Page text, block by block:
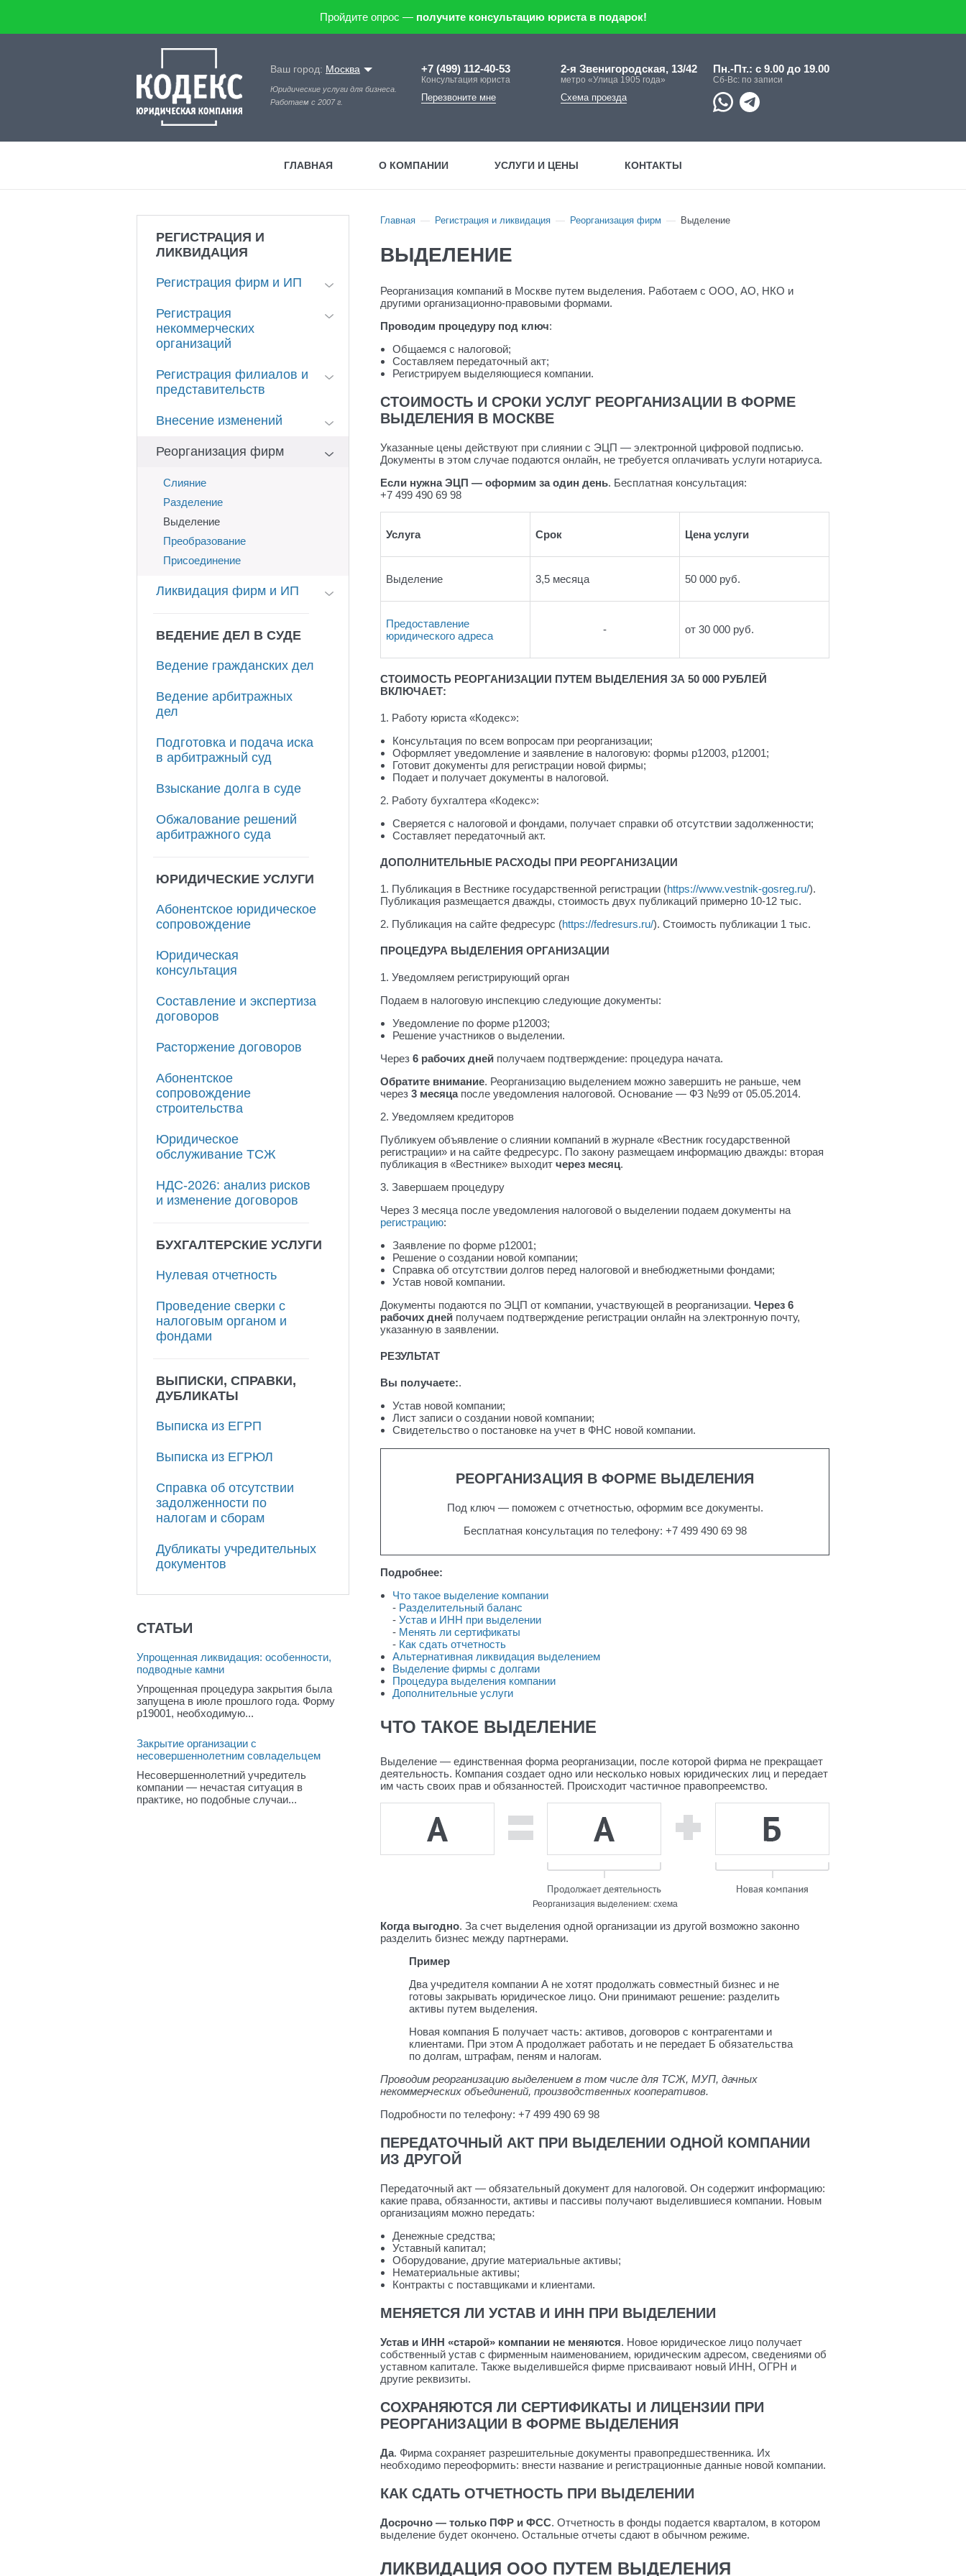
Пройдите опрос — получите консультацию юриста в подарок!
Ваш город: Москва
Юридические услуги для бизнеса.
Работаем с 2007 г.
+7 (499) 112-40-53
Консультация юриста
Перезвоните мне
Пн.-Пт.: с 9.00 до 19.00
Сб-Вс: по записи
2-я Звенигородская, 13/42
метро «Улица 1905 года»
Схема проезда
ГЛАВНАЯ О КОМПАНИИ УСЛУГИ И ЦЕНЫ КОНТАКТЫ
Главная Регистрация и ликвидация Реорганизация фирм Выделение
ВЫДЕЛЕНИЕ
Реорганизация компаний в Москве путем выделения. Работаем с ООО, АО, НКО и
другими организационно-правовыми формами.
Проводим процедуру под ключ:
Общаемся с налоговой;
Составляем передаточный акт;
Регистрируем выделяющиеся компании.
СТОИМОСТЬ И СРОКИ УСЛУГ РЕОРГАНИЗАЦИИ В ФОРМЕ
ВЫДЕЛЕНИЯ В МОСКВЕ
Указанные цены действуют при слиянии с ЭЦП — электронной цифровой подписью.
Документы в этом случае подаются онлайн, не требуется оплачивать услуги нотариуса.
Если нужна ЭЦП — оформим за один день. Бесплатная консультация:
+7 499 490 69 98
Услуга Срок Цена услуги
Выделение 3,5 месяца 50 000 руб.
Предоставление
юридического адреса
- от 30 000 руб.
СТОИМОСТЬ РЕОРГАНИЗАЦИИ ПУТЕМ ВЫДЕЛЕНИЯ ЗА 50 000 РУБЛЕЙ
ВКЛЮЧАЕТ:
1. Работу юриста «Кодекс»:
Консультация по всем вопросам при реорганизации;
Оформляет уведомление и заявление в налоговую: формы р12003, р12001;
Готовит документы для регистрации новой фирмы;
Подает и получает документы в налоговой.
2. Работу бухгалтера «Кодекс»:
Сверяется с налоговой и фондами, получает справки об отсутствии задолженности;
Составляет передаточный акт.
ДОПОЛНИТЕЛЬНЫЕ РАСХОДЫ ПРИ РЕОРГАНИЗАЦИИ
1. Публикация в Вестнике государственной регистрации (https://www.vestnik-gosreg.ru/).
Публикация размещается дважды, стоимость двух публикаций примерно 10-12 тыс.
2. Публикация на сайте федресурс (https://fedresurs.ru/). Стоимость публикации 1 тыс.
ПРОЦЕДУРА ВЫДЕЛЕНИЯ ОРГАНИЗАЦИИ
1. Уведомляем регистрирующий орган
Подаем в налоговую инспекцию следующие документы:
Уведомление по форме р12003;
Решение участников о выделении.
Через 6 рабочих дней получаем подтверждение: процедура начата.
Обратите внимание. Реорганизацию выделением можно завершить не раньше, чем
через 3 месяцапосле уведомления налоговой. Основание — ФЗ №99 от 05.05.2014.
2. Уведомляем кредиторов
Публикуем объявление о слиянии компаний в журнале «Вестник государственной
регистрации» и на сайте федресурс. По закону размещаем информацию дважды: вторая
публикация в «Вестнике» выходит через месяц.
3. Завершаем процедуру
Через 3 месяца после уведомления налоговой о выделении подаем документы на
регистрацию:
Заявление по форме р12001;
Решение о создании новой компании;
Справка об отсутствии долгов перед налоговой и внебюджетными фондами;
Устав новой компании.
Документы подаются по ЭЦП от компании, участвующей в реорганизации. Через 6
рабочих дней получаем подтверждение регистрации онлайн на электронную почту,
указанную в заявлении.
РЕЗУЛЬТАТ
Вы получаете:.
Устав новой компании;
Лист записи о создании новой компании;
Свидетельство о постановке на учет в ФНС новой компании.
РЕОРГАНИЗАЦИЯ В ФОРМЕ ВЫДЕЛЕНИЯ
Под ключ — поможем с отчетностью, оформим все документы.
Бесплатная консультация по телефону: +7 499 490 69 98
Подробнее:
Что такое выделение компании
- Разделительный баланс
- Устав и ИНН при выделении
- Менять ли сертификаты
- Как сдать отчетность
Альтернативная ликвидация выделением
Выделение фирмы с долгами
Процедура выделения компании
Дополнительные услуги
ЧТО ТАКОЕ ВЫДЕЛЕНИЕ
Выделение — единственная форма реорганизации, после которой фирма не прекращает
деятельность. Компания создает одно или несколько новых юридических лиц и передает
им часть своих прав и обязанностей. Происходит частичное правопреемство.
Реорганизация выделением: схема
Когда выгодно. За счет выделения одной организации из другой возможно законно
разделить бизнес между партнерами.
Пример
Два учредителя компании А не хотят продолжать совместный бизнес и не
готовы закрывать юридическое лицо. Они принимают решение: разделить
активы путем выделения.
Новая компания Б получает часть: активов, договоров с контрагентами и
клиентами. При этом А продолжает работать и не передает Б обязательства
по долгам, штрафам, пеням и налогам.
Проводим реорганизацию выделением в том числе для ТСЖ, МУП, дачных
некоммерческих объединений, производственных кооперативов.
Подробности по телефону: +7 499 490 69 98
ПЕРЕДАТОЧНЫЙ АКТ ПРИ ВЫДЕЛЕНИИ ОДНОЙ КОМПАНИИ
ИЗ ДРУГОЙ
Передаточный акт — обязательный документ для налоговой. Он содержит информацию:
какие права, обязанности, активы и пассивы получают выделившиеся компании. Новым
организациям можно передать:
Денежные средства;
Уставный капитал;
Оборудование, другие материальные активы;
Нематериальные активы;
Контракты с поставщиками и клиентами.
МЕНЯЕТСЯ ЛИ УСТАВ И ИНН ПРИ ВЫДЕЛЕНИИ
Устав и ИНН «старой» компании не меняются. Новое юридическое лицо получает
собственный устав с фирменным наименованием, юридическим адресом, сведениями об
уставном капитале. Также выделившейся фирме присваивают новый ИНН, ОГРН и
другие реквизиты.
СОХРАНЯЮТСЯ ЛИ СЕРТИФИКАТЫ И ЛИЦЕНЗИИ ПРИ
РЕОРГАНИЗАЦИИ В ФОРМЕ ВЫДЕЛЕНИЯ
Да. Фирма сохраняет разрешительные документы правопредшественника. Их
необходимо переоформить: внести название и регистрационные данные новой компании.
КАК СДАТЬ ОТЧЕТНОСТЬ ПРИ ВЫДЕЛЕНИИ
Досрочно — только ПФР и ФСС. Отчетность в фонды подается кварталом, в котором
выделение будет окончено. Остальные отчеты сдают в обычном режиме.
ЛИКВИДАЦИЯ ООО ПУТЕМ ВЫДЕЛЕНИЯ
РЕГИСТРАЦИЯ И
ЛИКВИДАЦИЯ
Регистрация фирм и ИП
Регистрация
некоммерческих
организаций
Регистрация филиалов и
представительств
Внесение изменений
Реорганизация фирм
Слияние
Разделение
Выделение
Преобразование
Присоединение
Ликвидация фирм и ИП
ВЕДЕНИЕ ДЕЛ В СУДЕ
Ведение гражданских дел
Ведение арбитражных
дел
Подготовка и подача иска
в арбитражный суд
Взыскание долга в суде
Обжалование решений
арбитражного суда
ЮРИДИЧЕСКИЕ УСЛУГИ
Абонентское юридическое
сопровождение
Юридическая
консультация
Составление и экспертиза
договоров
Расторжение договоров
Абонентское
сопровождение
строительства
Юридическое
обслуживание ТСЖ
НДС‑2026: анализ рисков
и изменение договоров
БУХГАЛТЕРСКИЕ УСЛУГИ
Нулевая отчетность
Проведение сверки с
налоговым органом и
фондами
ВЫПИСКИ, СПРАВКИ,
ДУБЛИКАТЫ
Выписка из ЕГРП
Выписка из ЕГРЮЛ
Справка об отсутствии
задолженности по
налогам и сборам
Дубликаты учредительных
документов
СТАТЬИ
Упрощенная ликвидация: особенности,
подводные камни
Упрощенная процедура закрытия была
запущена в июле прошлого года. Форму
р19001, необходимую...
Закрытие организации с
несовершеннолетним совладельцем
Несовершеннолетний учредитель
компании — нечастая ситуация в
практике, но подобные случаи...